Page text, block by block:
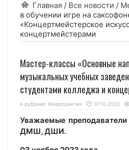
Главная / Все новости /
в обучении игре на
«Концертмейстерское
концертмейстерами
Мастер-классы «Основные
музыкальных учебных
студентами колледжа и
в рубрике: Мероприятия 07.10.2023
Уважаемые
ДМШ, ДШИ.